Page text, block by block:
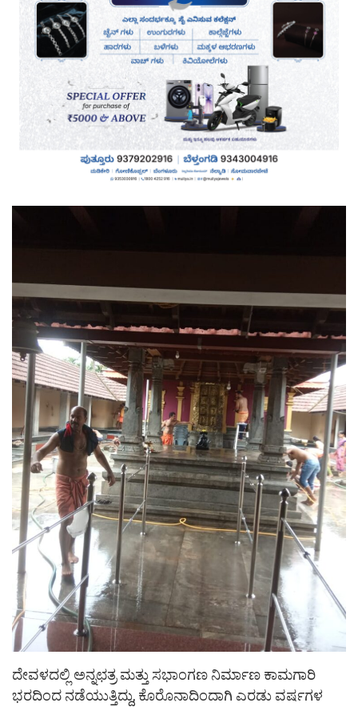
ದೇವಳದಲ್ಲಿ ಅನ್ನಛತ್ರ ಮತ್ತು ಸಭಾಂಗಣ ನಿರ್ಮಾಣ ಕಾಮಗಾರಿ
ಭರದಿಂದ ನಡೆಯುತ್ತಿದ್ದು, ಕೊರೊನಾದಿಂದಾಗಿ ಎರಡು ವರ್ಷಗಳ